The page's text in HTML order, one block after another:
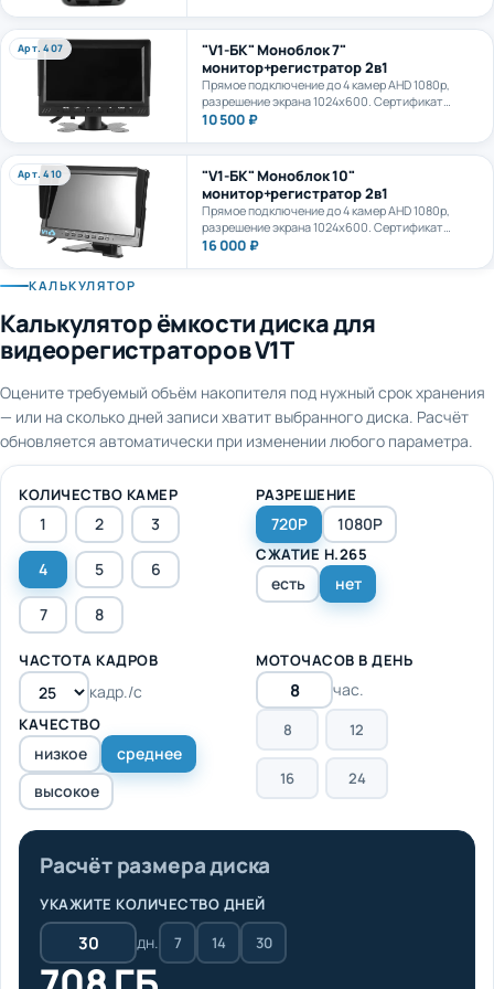
microSD до 1Тб.
Арт. 407
"V1-БК" Моноблок 7"
монитор+регистратор 2в1
Прямое подключение до 4 камер AHD 1080p,
разрешение экрана 1024х600. Сертификат
ПП969.
10 500 ₽
Арт. 410
"V1-БК" Моноблок 10"
монитор+регистратор 2в1
Прямое подключение до 4 камер AHD 1080p,
разрешение экрана 1024х600. Сертификат
ПП969.
16 000 ₽
КАЛЬКУЛЯТОР
Калькулятор ёмкости диска для
видеорегистраторов V1T
— или на сколько дней записи хватит выбранного диска. Расчёт
обновляется автоматически при изменении любого параметра.
1 2 3
4 5 6
7 8
720P 1080P
СЖАТИЕ H.265
есть нет
КАЧЕСТВО
низкое
среднее
высокое
Расчёт размера диска
7 14 30
708 ГБ